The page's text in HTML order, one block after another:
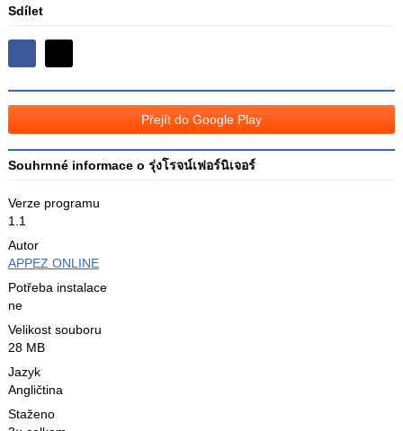
Sdílet
Sdílejte
na
Facebooku
na
Přejít do Google Play
Souhrnné informace o รุ่งโรจน์เฟอร์นิเจอร์
Verze programu
1.1
Autor
APPEZ ONLINE
Potřeba instalace
ne
Velikost souboru
28 MB
Jazyk
Angličtina
Staženo